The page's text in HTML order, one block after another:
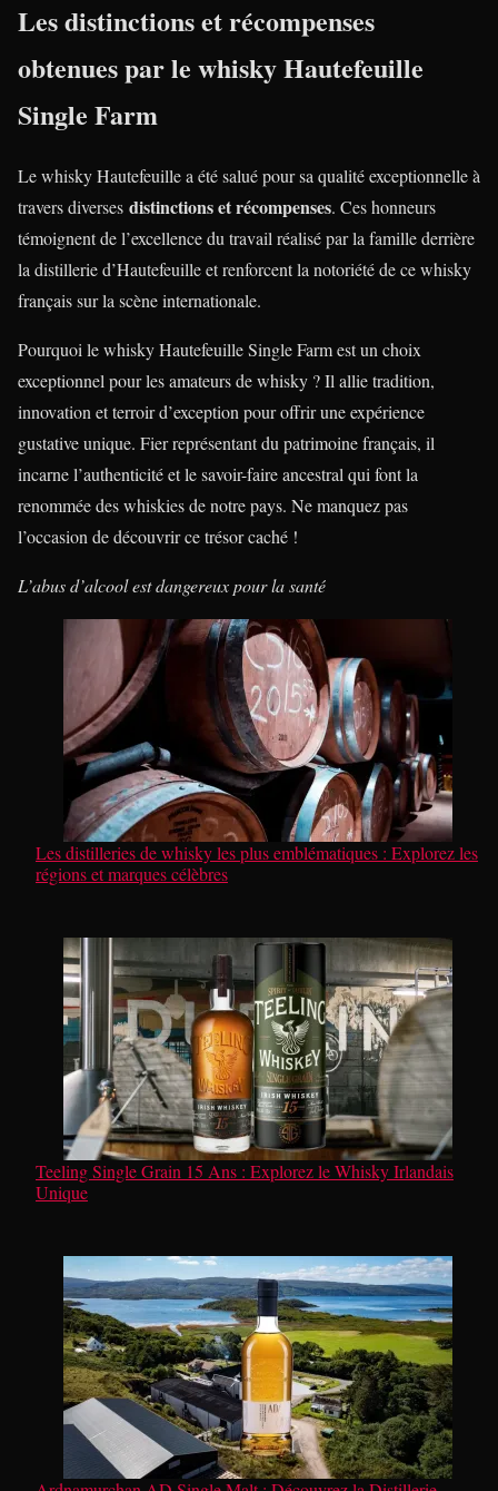
Les distinctions et récompenses
obtenues par le whisky Hautefeuille
Single Farm
Le whisky Hautefeuille a été salué pour sa qualité exceptionnelle à
travers diverses distinctions et récompenses. Ces honneurs
témoignent de l’excellence du travail réalisé par la famille derrière
la distillerie d’Hautefeuille et renforcent la notoriété de ce whisky
français sur la scène internationale.
Pourquoi le whisky Hautefeuille Single Farm est un choix
exceptionnel pour les amateurs de whisky ? Il allie tradition,
innovation et terroir d’exception pour offrir une expérience
gustative unique. Fier représentant du patrimoine français, il
incarne l’authenticité et le savoir-faire ancestral qui font la
renommée des whiskies de notre pays. Ne manquez pas
l’occasion de découvrir ce trésor caché !
L’abus d’alcool est dangereux pour la santé
Les distilleries de whisky les plus emblématiques : Explorez les
régions et marques célèbres
Teeling Single Grain 15 Ans : Explorez le Whisky Irlandais
Unique